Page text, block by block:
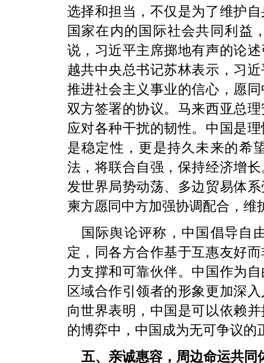
选择和担当，不仅是为了维护
国家在内的国际社会共同利益
说，习近平主席掷地有声的论
越共中央总书记苏林表示，习
推进社会主义事业的信心，愿
双方签署的协议。马来西亚总
应对各种干扰的韧性。中国是
是稳定性，更是持久未来的希
法，将联合自强，保持经济增
发世界局势动荡、多边贸易体
柬方愿同中方加强协调配合，维
国际舆论评称，中国倡导自
定，同各方合作基于互惠友好
力支撑和可靠伙伴。中国作为
区域合作引领者的形象更加深
向世界表明，中国是可以依赖
的博弈中，中国成为无可争议的
五、亲诚惠容，周边命运共同